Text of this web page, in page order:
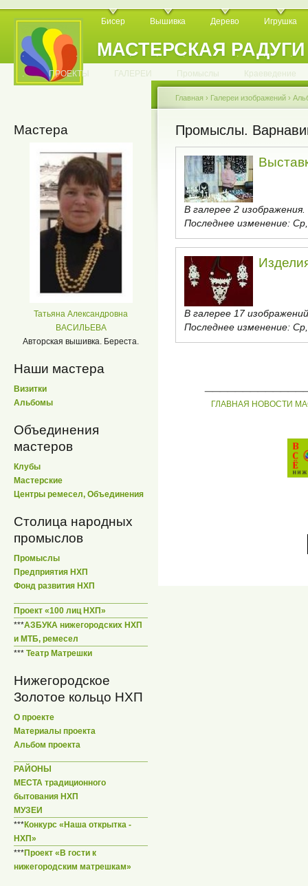
МАСТЕРСКАЯ РАДУГИ
Бисер Вышивка Дерево Игрушка
. . . . . . . . . . .
. ПРОЕКТЫ ГАЛЕРЕИ Промыслы Краеведение
Мастера
Татьяна Александровна
ВАСИЛЬЕВА
Авторская вышивка. Береста.
Наши мастера
Визитки
Альбомы
Объединения
мастеров
Клубы
Мастерские
Центры ремесел, Объединения
Столица народных
промыслов
Промыслы
Предприятия НХП
Фонд развития НХП
Проект «100 лиц НХП»
***АЗБУКА нижегородских НХП
и МТБ, ремесел
*** Театр Матрешки
Нижегородское
Золотое кольцо НХП
О проекте
Материалы проекта
Альбом проекта
РАЙОНЫ
МЕСТА традиционного
бытования НХП
МУЗЕИ
***Конкурс «Наша открытка -
НХП»
***Проект «В гости к
нижегородским матрешкам»
Главная › Галереи изображений ›
Промыслы.
В галерее 2 изображения.
Последнее изменение:
В галерее 17
Последнее изменение:
ГЛАВНАЯ НОВОСТИ